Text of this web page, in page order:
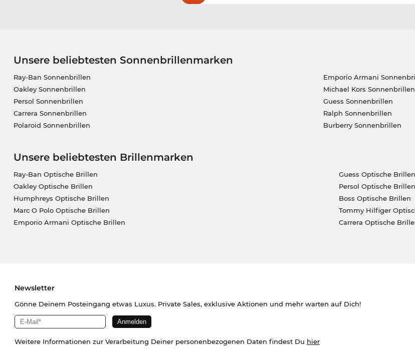
Unsere beliebtesten Sonnenbrillenmarken
Ray-Ban Sonnenbrillen
Oakley Sonnenbrillen
Persol Sonnenbrillen
Carrera Sonnenbrillen
Polaroid Sonnenbrillen
Emporio Armani
Michael Kors Sonnenbrillen
Guess Sonnenbrillen
Ralph Sonnenbrillen
Burberry Sonnenbrillen
Unsere beliebtesten Brillenmarken
Ray-Ban Optische Brillen
Oakley Optische Brillen
Humphreys Optische Brillen
Marc O Polo Optische Brillen
Emporio Armani Optische Brillen
Guess Optische Brillen
Persol Optische Brillen
Boss Optische Brillen
Tommy Hilfiger
Carrera Optische
Newsletter
Gönne Deinem Posteingang etwas Luxus. Private Sales, exklusive Aktionen und mehr warten auf Dich!
Weitere Informationen zur Verarbeitung Deiner personenbezogenen Daten findest Du hier